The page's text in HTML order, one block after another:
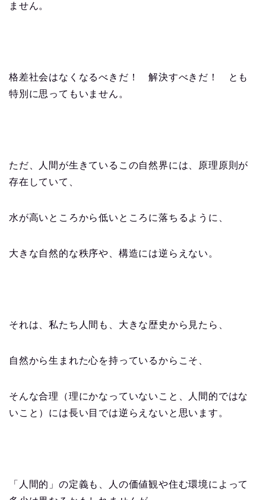
ません。
格差社会はなくなるべきだ！ 解決すべきだ！ とも
特別に思ってもいません。
ただ、人間が生きているこの自然界には、原理原則が
存在していて、
水が高いところから低いところに落ちるように、
大きな自然的な秩序や、構造には逆らえない。
それは、私たち人間も、大きな歴史から見たら、
自然から生まれた心を持っているからこそ、
そんな合理（理にかなっていないこと、人間的ではな
いこと）には長い目では逆らえないと思います。
「人間的」の定義も、人の価値観や住む環境によって